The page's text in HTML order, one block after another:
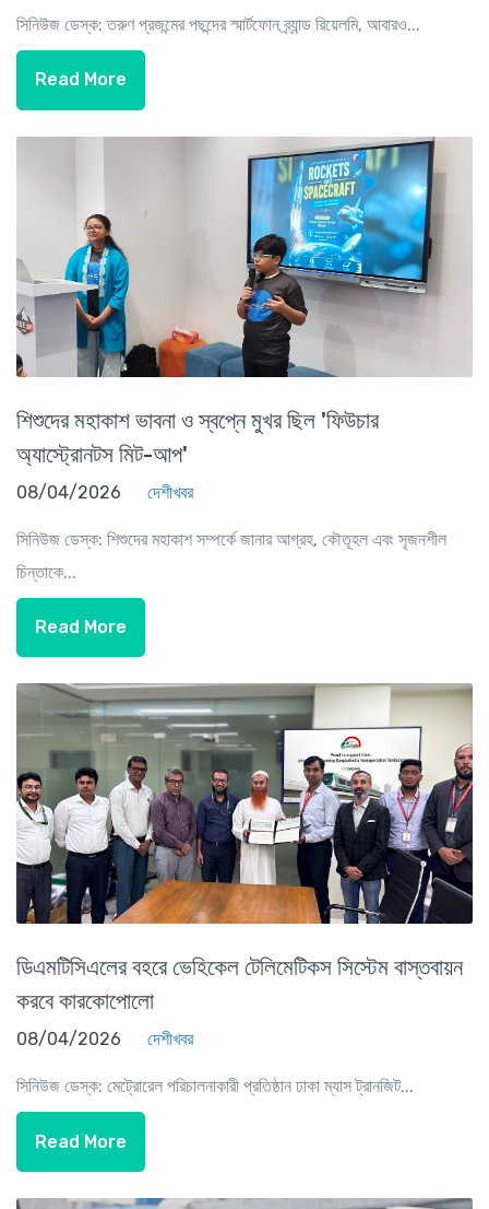
সিনিউজ ডেস্ক: তরুণ প্রজন্মের পছন্দের স্মার্টফোন ব্র্যান্ড রিয়েলমি, আবারও...
Read More
শিশুদের মহাকাশ ভাবনা ও স্বপ্নে মুখর ছিল 'ফিউচার
অ্যাস্ট্রোনটস মিট-আপ'
08/04/2026 দেশীখবর
সিনিউজ ডেস্ক: শিশুদের মহাকাশ সম্পর্কে জানার আগ্রহ, কৌতূহল এবং সৃজনশীল
চিন্তাকে...
Read More
ডিএমটিসিএলের বহরে ভেহিকেল টেলিমেটিকস সিস্টেম বাস্তবায়ন
করবে কারকোপোলো
08/04/2026 দেশীখবর
সিনিউজ ডেস্ক: মেট্রোরেল পরিচালনাকারী প্রতিষ্ঠান ঢাকা ম্যাস ট্রানজিট...
Read More